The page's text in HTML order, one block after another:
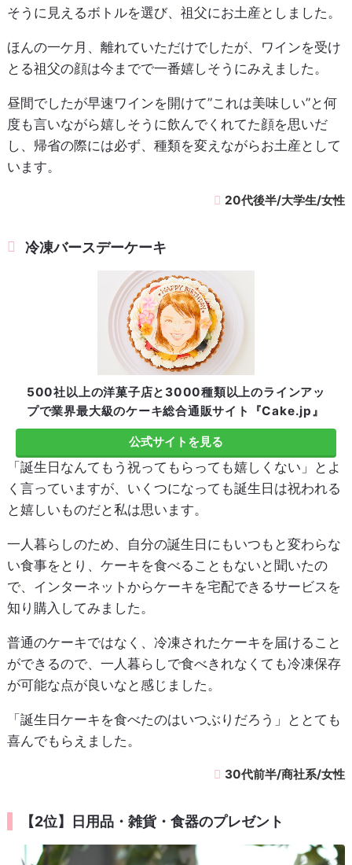
そうに見えるボトルを選び、祖父にお土産としました。
ほんの一ケ月、離れていただけでしたが、ワインを受け
とる祖父の顔は今までで一番嬉しそうにみえました。
昼間でしたが早速ワインを開けて”これは美味しい”と何
度も言いながら嬉しそうに飲んでくれてた顔を思いだ
し、帰省の際には必ず、種類を変えながらお土産として
います。
20代後半/大学生/女性
冷凍バースデーケーキ
500社以上の洋菓子店と3000種類以上のラインアッ
プで業界最大級のケーキ総合通販サイト『Cake.jp』
公式サイトを見る
「誕生日なんてもう祝ってもらっても嬉しくない」とよ
く言っていますが、いくつになっても誕生日は祝われる
と嬉しいものだと私は思います。
一人暮らしのため、自分の誕生日にもいつもと変わらな
い食事をとり、ケーキを食べることもないと聞いたの
で、インターネットからケーキを宅配できるサービスを
知り購入してみました。
普通のケーキではなく、冷凍されたケーキを届けること
ができるので、一人暮らしで食べきれなくても冷凍保存
が可能な点が良いなと感じました。
「誕生日ケーキを食べたのはいつぶりだろう」ととても
喜んでもらえました。
30代前半/商社系/女性
【2位】日用品・雑貨・食器のプレゼント